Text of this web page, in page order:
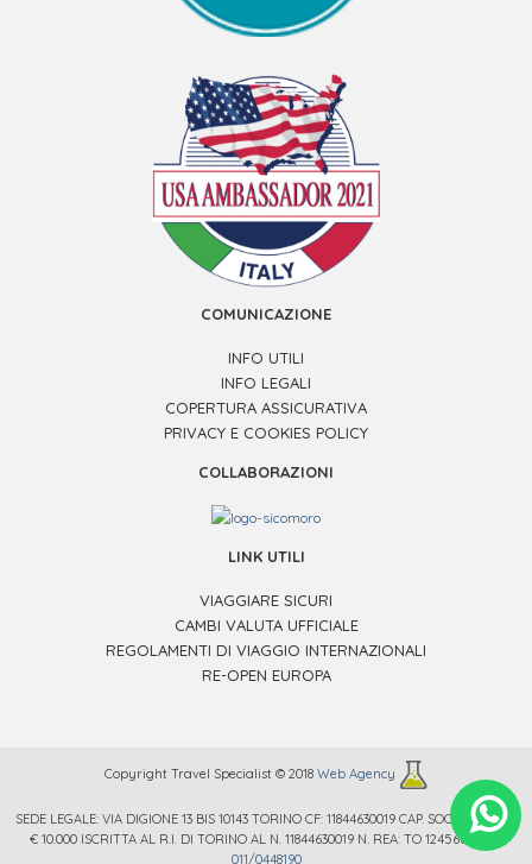
COMUNICAZIONE
INFO UTILI
INFO LEGALI
COPERTURA ASSICURATIVA
PRIVACY E COOKIES POLICY
COLLABORAZIONI
LINK UTILI
VIAGGIARE SICURI
CAMBI VALUTA UFFICIALE
REGOLAMENTI DI VIAGGIO INTERNAZIONALI
RE-OPEN EUROPA
Copyright Travel Specialist © 2018 Web Agency
SEDE LEGALE: VIA DIGIONE 13 BIS 10143 TORINO CF: 11844630019 CAP. SOC. € 12.000 /
€ 10.000 ISCRITTA AL R.I. DI TORINO AL N. 11844630019 N. REA: TO 1245669 TEL.
011/0448190